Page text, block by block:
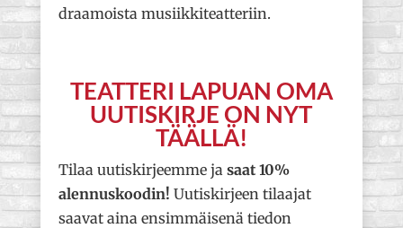
draamoista musiikkiteatteriin.
TEATTERI LAPUAN OMA
UUTISKIRJE ON NYT
TÄÄLLÄ!
Tilaa uutiskirjeemme ja saat 10%
alennuskoodin! Uutiskirjeen tilaajat
saavat aina ensimmäisenä tiedon